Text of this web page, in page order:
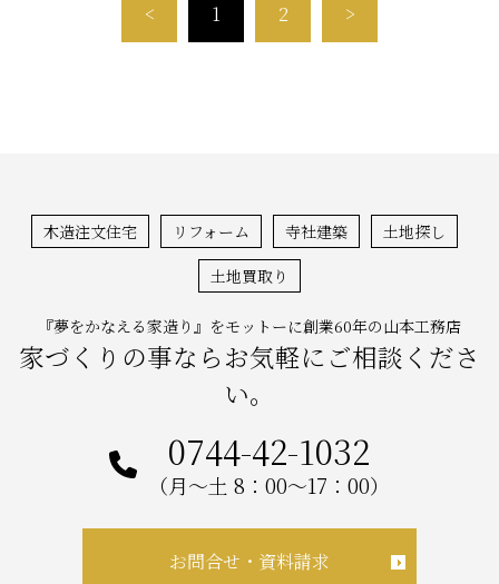
< 1 2 >
木造注文住宅 リフォーム 寺社建築
土地探し
土地買取り
『夢をかなえる家造り』をモットーに創業60年の山本工務店
家づくりの事ならお気軽にご相談くださ
い。
0744-42-1032
（月～土 8：00～17：00）
お問合せ・資料請求